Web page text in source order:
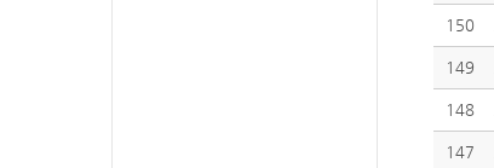
150
149
148
147